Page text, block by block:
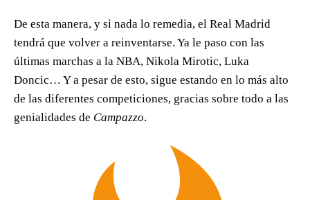
De esta manera, y si nada lo remedia, el Real Madrid
tendrá que volver a reinventarse. Ya le paso con las
últimas marchas a la NBA, Nikola Mirotic, Luka
Doncic… Y a pesar de esto, sigue estando en lo más alto
de las diferentes competiciones, gracias sobre todo a las
genialidades de Campazzo.